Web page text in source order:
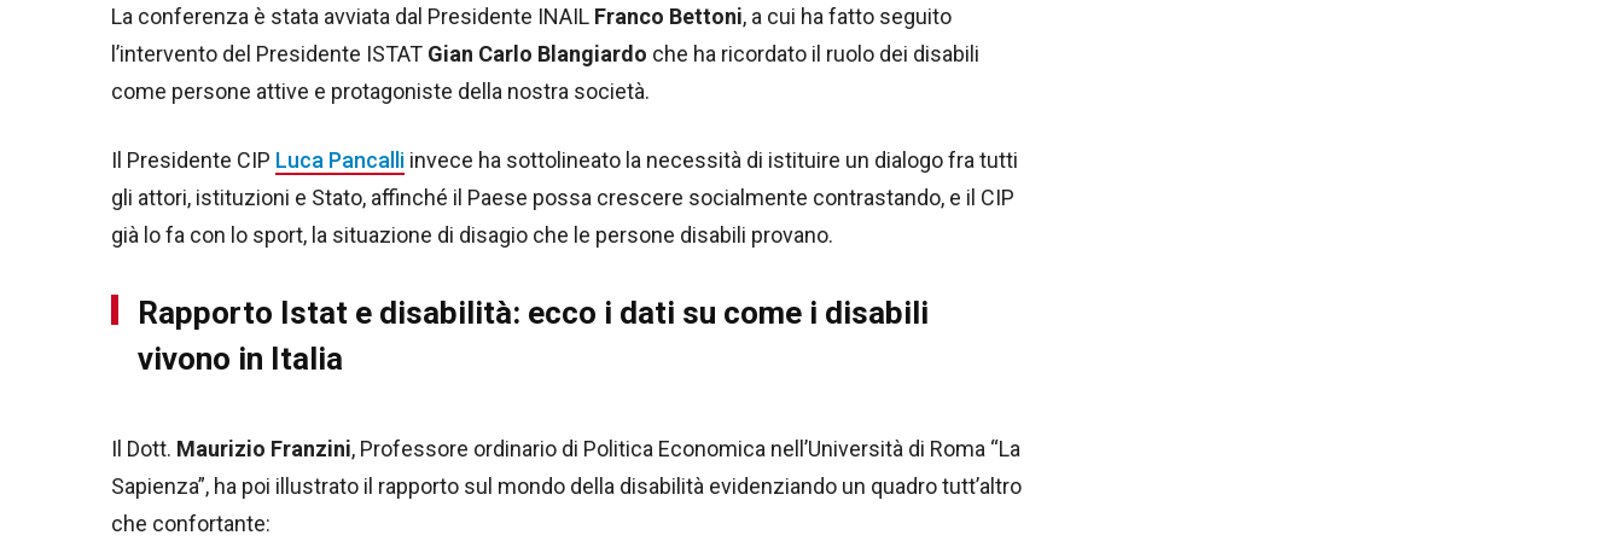
La conferenza è stata avviata dal Presidente INAIL Franco Bettoni, a cui ha fatto seguito
l’intervento del Presidente ISTAT Gian Carlo Blangiardo che ha ricordato il ruolo dei disabili
come persone attive e protagoniste della nostra società.
Il Presidente CIP Luca Pancalli invece ha sottolineato la necessità di istituire un dialogo fra tutti
gli attori, istituzioni e Stato, affinché il Paese possa crescere socialmente contrastando, e il CIP
già lo fa con lo sport, la situazione di disagio che le persone disabili provano.
Rapporto Istat e disabilità: ecco i dati su come i disabili
vivono in Italia
Il Dott. Maurizio Franzini, Professore ordinario di Politica Economica nell’Università di Roma “La
Sapienza”, ha poi illustrato il rapporto sul mondo della disabilità evidenziando un quadro tutt’altro
che confortante: